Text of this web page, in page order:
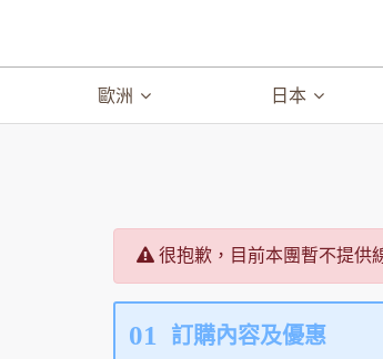
歐洲 日本
很抱歉，目前本團暫不提供
01 訂購內容及優惠